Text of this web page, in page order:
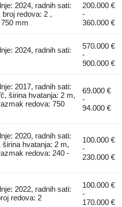
2024, radnih sati:
redova: 2 ,
mm
200.000 €
-
360.000 €
2024, radnih sati:
570.000 €
-
900.000 €
2017, radnih sati:
širina hvatanja: 2 m,
redova: 750
69.000 €
-
94.000 €
2020, radnih sati:
hvatanja: 2 m,
redova: 240 -
100.000 €
-
230.000 €
2022, radnih sati:
redova: 2
100.000 €
-
170.000 €